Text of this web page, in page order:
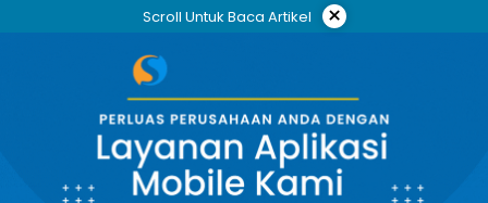
Scroll Untuk Baca Artikel ×